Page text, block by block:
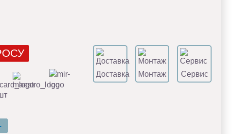
Доставка Монтаж Сервис